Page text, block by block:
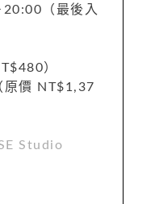
（最後入
）
原價 NT$1,37
Studio